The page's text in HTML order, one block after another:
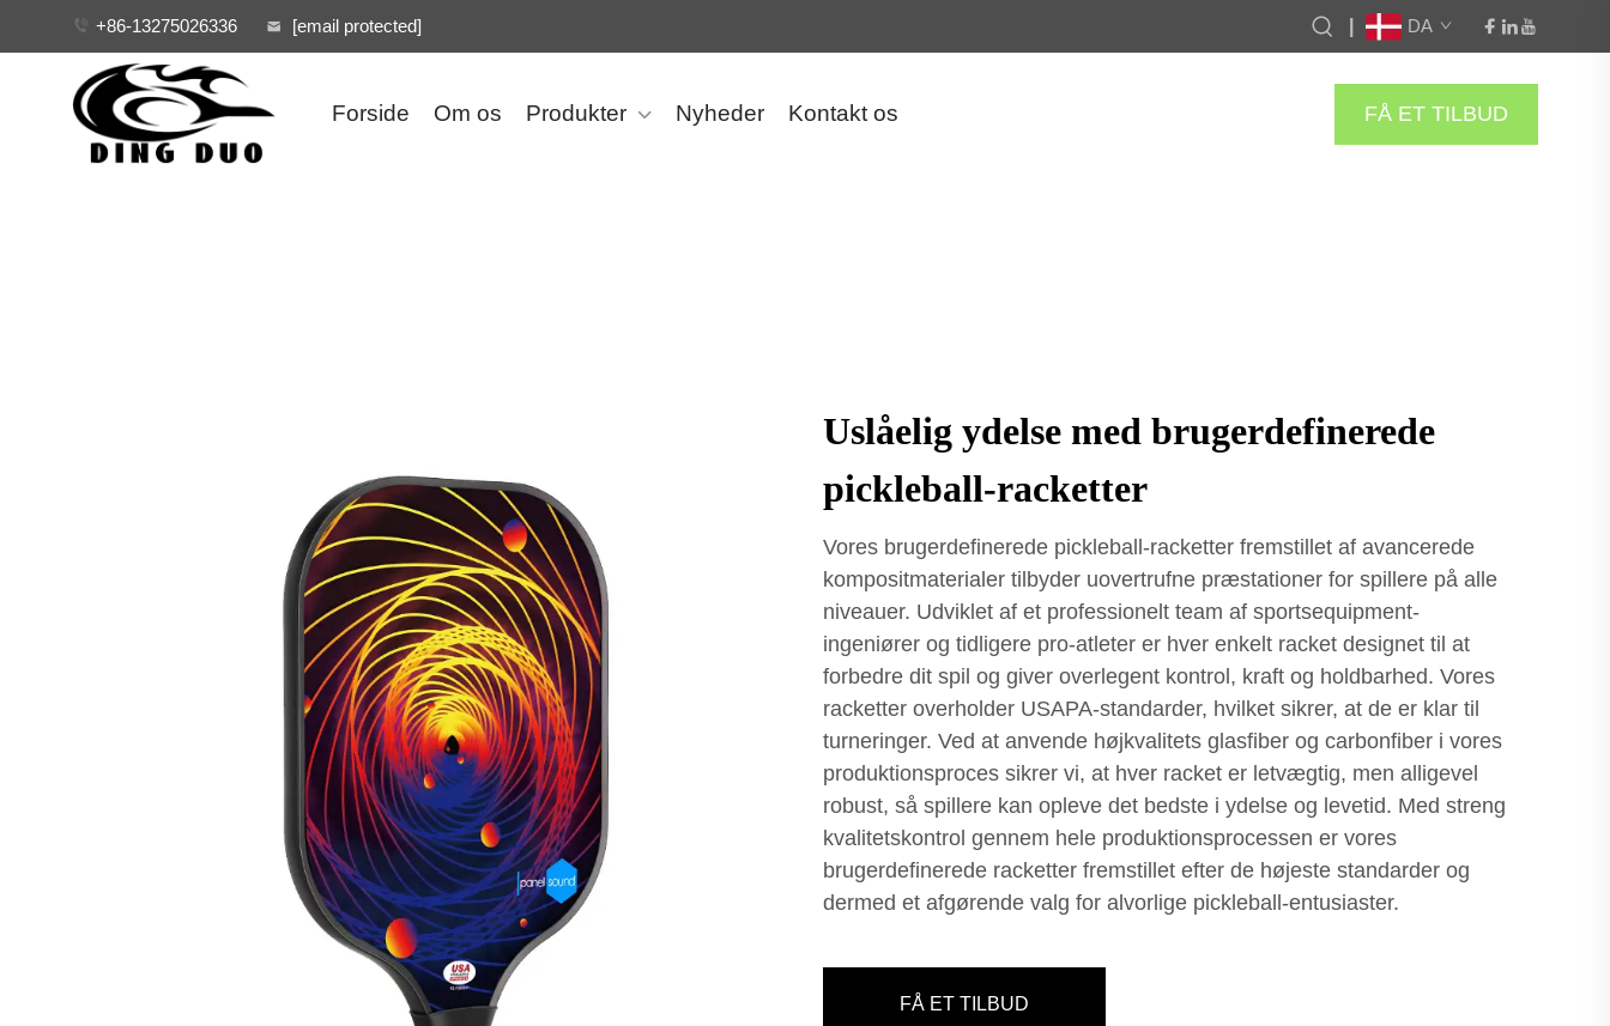
+86-13275026336 [email protected] DA
Forside Om os Produkter Nyheder Kontakt os FÅ ET TILBUD
Uslåelig ydelse med brugerdefinerede
pickleball-racketter
Vores brugerdefinerede pickleball-racketter fremstillet af avancerede
kompositmaterialer tilbyder uovertrufne præstationer for spillere på alle
niveauer. Udviklet af et professionelt team af sportsequipment-
ingeniører og tidligere pro-atleter er hver enkelt racket designet til at
forbedre dit spil og giver overlegent kontrol, kraft og holdbarhed. Vores
racketter overholder USAPA-standarder, hvilket sikrer, at de er klar til
turneringer. Ved at anvende højkvalitets glasfiber og carbonfiber i vores
produktionsproces sikrer vi, at hver racket er letvægtig, men alligevel
robust, så spillere kan opleve det bedste i ydelse og levetid. Med streng
kvalitetskontrol gennem hele produktionsprocessen er vores
brugerdefinerede racketter fremstillet efter de højeste standarder og
dermed et afgørende valg for alvorlige pickleball-entusiaster.
FÅ ET TILBUD